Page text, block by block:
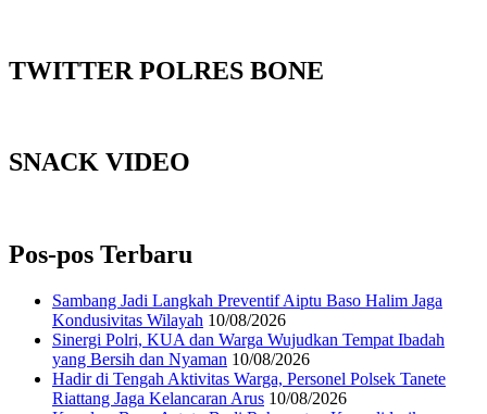
TWITTER POLRES BONE
SNACK VIDEO
Pos-pos Terbaru
Sambang Jadi Langkah Preventif Aiptu Baso Halim Jaga
Kondusivitas Wilayah 10/08/2026
Sinergi Polri, KUA dan Warga Wujudkan Tempat Ibadah
yang Bersih dan Nyaman 10/08/2026
Hadir di Tengah Aktivitas Warga, Personel Polsek Tanete
Riattang Jaga Kelancaran Arus 10/08/2026